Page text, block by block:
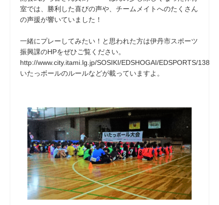
室では、勝利した喜びの声や、チームメイトへのたくさん
の声援が響いていました！
一緒にプレーしてみたい！と思われた方は伊丹市スポーツ
振興課のHPをぜひご覧ください。
http://www.city.itami.lg.jp/SOSIKI/EDSHOGAI/EDSPORTS/
いたっボールのルールなどが載っていますよ。